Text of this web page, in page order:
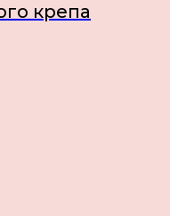
крепа